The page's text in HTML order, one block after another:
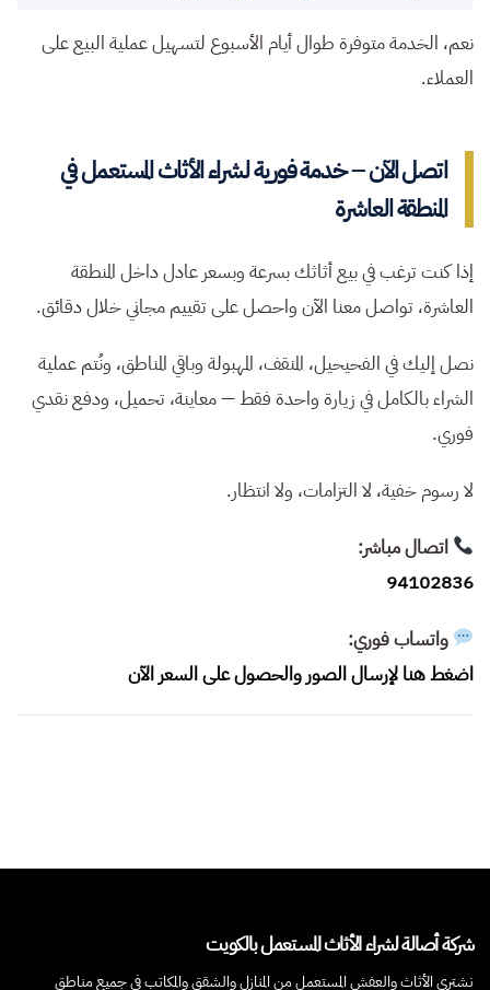
نعم، الخدمة متوفرة طوال أيام الأسبوع لتسهيل عملية البيع على
العملاء.
اتصل الآن – خدمة فورية لشراء الأثاث المستعمل في
المنطقة العاشرة
إذا كنت ترغب في بيع أثاثك بسرعة وبسعر عادل داخل المنطقة
العاشرة، تواصل معنا الآن واحصل على تقييم مجاني خلال دقائق.
نصل إليك في الفحيحيل، المنقف، المهبولة وباقي المناطق، ونُتم عملية
الشراء بالكامل في زيارة واحدة فقط — معاينة، تحميل، ودفع نقدي
فوري.
لا رسوم خفية، لا التزامات، ولا انتظار.
اتصال مباشر:
94102836
واتساب فوري:
اضغط هنا لإرسال الصور والحصول على السعر الآن
شركة أصالة لشراء الأثاث المستعمل بالكويت
نشتري الأثاث والعفش المستعمل من المنازل والشقق والمكاتب في جميع مناطق